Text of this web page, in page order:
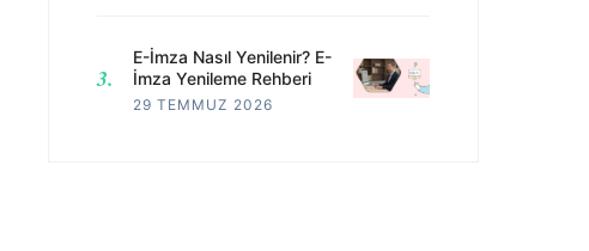
E-İmza Nasıl Yenilenir? E-
İmza Yenileme Rehberi
29 TEMMUZ 2026